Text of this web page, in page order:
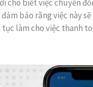
cho biết việc chuyển
bảo rằng việc này
làm cho việc thanh